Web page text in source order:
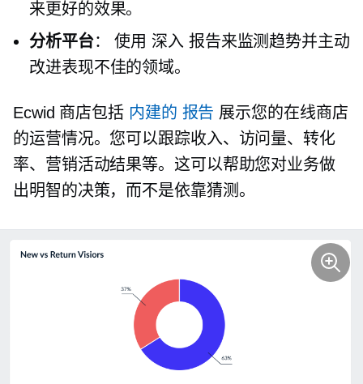
来更好的效果。
分析平台： 使用 深入 报告来监测趋势并主动
改进表现不佳的领域。
Ecwid 商店包括 内建的 报告 展示您的在线商店
的运营情况。您可以跟踪收入、访问量、转化
率、营销活动结果等。这可以帮助您对业务做
出明智的决策，而不是依靠猜测。